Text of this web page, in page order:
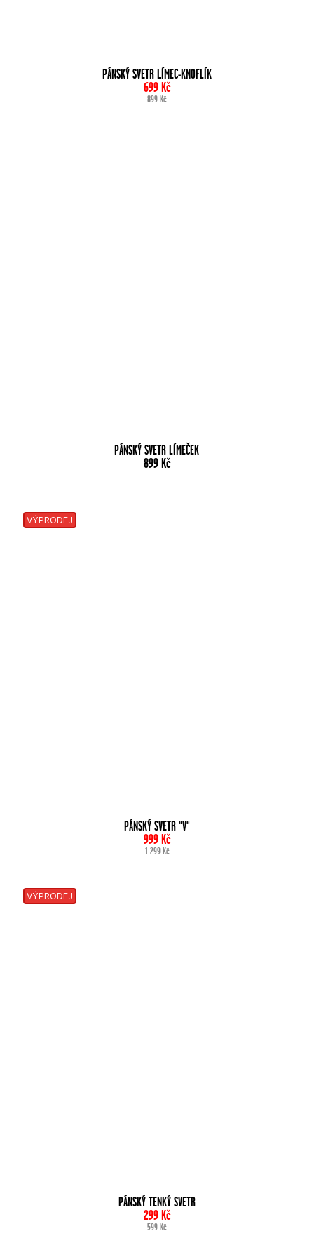
PÁNSKÝ SVETR LÍMEC-KNOFLÍK
699Kč
899Kč
PÁNSKÝ SVETR LÍMEČEK
899Kč
VÝPRODEJ
PÁNSKÝ SVETR "V"
999Kč
1 299Kč
VÝPRODEJ
PÁNSKÝ TENKÝ SVETR
299Kč
599Kč